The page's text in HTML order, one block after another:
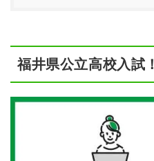
福井県公立高校入試